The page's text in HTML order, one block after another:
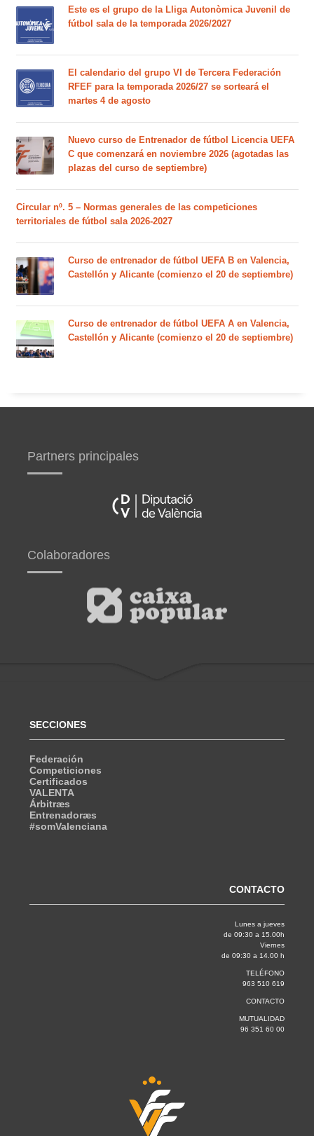
Este es el grupo de la Lliga Autonòmica Juvenil de
fútbol sala de la temporada 2026/2027
El calendario del grupo VI de Tercera Federación
RFEF para la temporada 2026/27 se sorteará el
martes 4 de agosto
Nuevo curso de Entrenador de fútbol Licencia UEFA
C que comenzará en noviembre 2026 (agotadas las
plazas del curso de septiembre)
Circular nº. 5 – Normas generales de las competiciones
territoriales de fútbol sala 2026-2027
Curso de entrenador de fútbol UEFA B en Valencia,
Castellón y Alicante (comienzo el 20 de septiembre)
Curso de entrenador de fútbol UEFA A en Valencia,
Castellón y Alicante (comienzo el 20 de septiembre)
Partners principales
Colaboradores
SECCIONES
Federación
Competiciones
Certificados
VALENTA
Árbitræs
Entrenadoræs
#somValenciana
CONTACTO
Lunes a jueves
de 09:30 a 15.00h
Viernes
de 09:30 a 14.00 h
TELÉFONO
963 510 619
CONTACTO
MUTUALIDAD
96 351 60 00